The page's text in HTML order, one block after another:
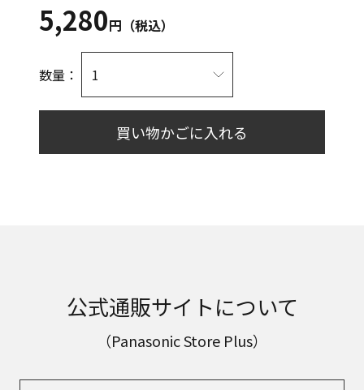
5,280円（税込）
数量：
買い物かごに入れる
公式通販サイトについて
（Panasonic Store Plus）